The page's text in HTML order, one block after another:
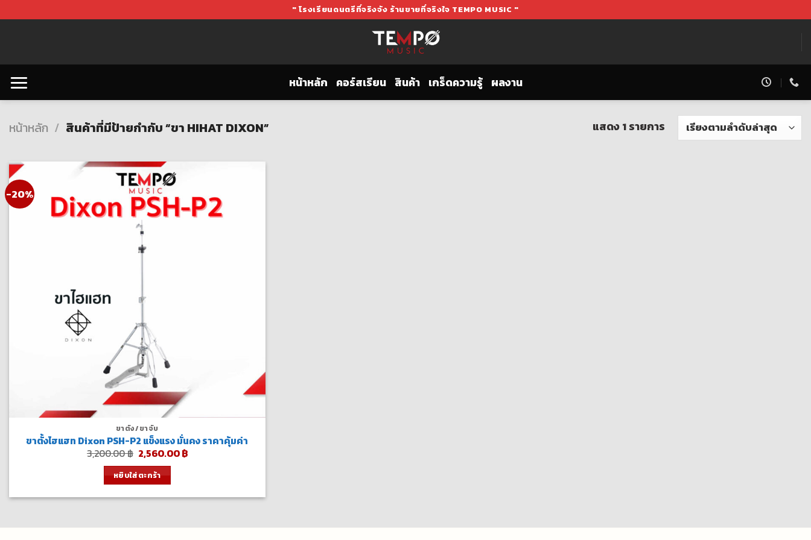
to
" โรงเรียนดนตรีที่จริงจัง ร้านขายที่จริงใจ TEMPO MUSIC "
หน้าหลัก คอร์สเรียน สินค้า เกร็ดความรู้ ผลงาน
หน้าหลัก / สินค้าที่มีป้ายกำกับ “ขา HIHAT DIXON” แสดง 1 รายการ
-20%
ขาตั้ง/ขาจับ
ขาตั้งไฮแฮท Dixon PSH-P2 แข็งแรง มั่นคง ราคาคุ้มค่า
3,200.00฿ Original
price
was:
3,200.00 ฿.
2,560.00฿Current
หยิบใส่ตะกร้า